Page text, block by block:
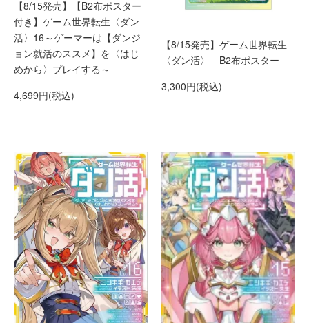
【8/15発売】【B2布ポスター
付き】ゲーム世界転生〈ダン
活〉16～ゲーマーは【ダンジ
ョン就活のススメ】を〈はじ
めから〉プレイする～
4,699円(税込)
【8/15発売】ゲーム世界転生
〈ダン活〉 B2布ポスター
3,300円(税込)